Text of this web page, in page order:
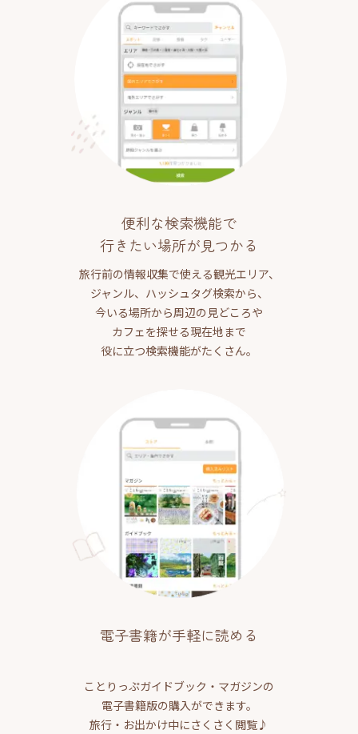
便利な検索機能で
行きたい場所が見つかる
旅行前の情報収集で使える観光エリア、
ジャンル、ハッシュタグ検索から、
今いる場所から周辺の見どころや
カフェを探せる現在地まで
役に立つ検索機能がたくさん。
電子書籍が手軽に読める
ことりっぷガイドブック・マガジンの
電子書籍版の購入ができます。
旅行・お出かけ中にさくさく閲覧♪